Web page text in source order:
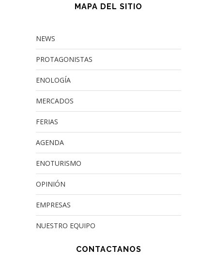
MAPA DEL SITIO
NEWS
PROTAGONISTAS
ENOLOGÍA
MERCADOS
FERIAS
AGENDA
ENOTURISMO
OPINIÓN
EMPRESAS
NUESTRO EQUIPO
CONTACTANOS